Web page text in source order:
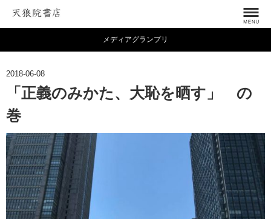
メディアグランプリ
2018-06-08
「正義のみかた、大恥を晒す」 の
巻